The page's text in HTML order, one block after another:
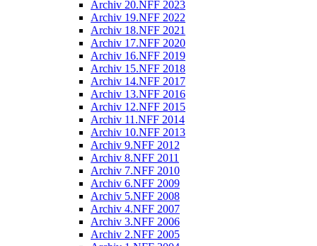
Archiv 20.NFF 2023
Archiv 19.NFF 2022
Archiv 18.NFF 2021
Archiv 17.NFF 2020
Archiv 16.NFF 2019
Archiv 15.NFF 2018
Archiv 14.NFF 2017
Archiv 13.NFF 2016
Archiv 12.NFF 2015
Archiv 11.NFF 2014
Archiv 10.NFF 2013
Archiv 9.NFF 2012
Archiv 8.NFF 2011
Archiv 7.NFF 2010
Archiv 6.NFF 2009
Archiv 5.NFF 2008
Archiv 4.NFF 2007
Archiv 3.NFF 2006
Archiv 2.NFF 2005